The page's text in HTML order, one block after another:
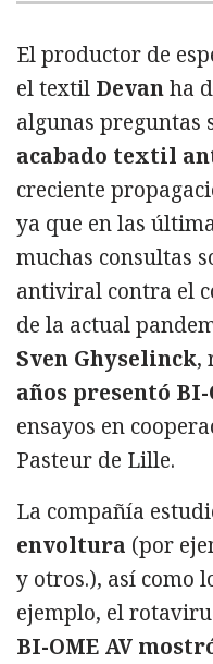
El productor de
el textil Devanha
algunas preguntas
acabado textil
creciente
ya que en las
muchas consultas
antiviral contra el
de la actual
Sven Ghyselinck,
años presentó BI-
ensayos en
Pasteur de Lille.
La compañía
envoltura (por
y otros.), así como
ejemplo, el
BI-OME AV